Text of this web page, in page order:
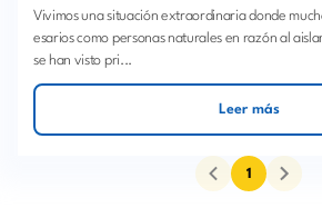
Vivimos una situación extraordinaria donde
esarios como personas naturales en razón al
se han visto pri...
Leer más
1